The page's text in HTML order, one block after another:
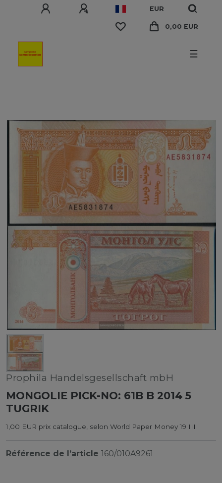
EUR
0,00 EUR
☰
Prophila Handelsgesellschaft mbH
MONGOLIE PICK-NO: 61B B 2014 5
TUGRIK
1,00 EUR prix catalogue, selon World Paper Money 19 III
Référence de l’article 160/010A9261